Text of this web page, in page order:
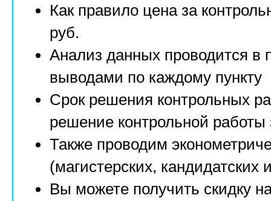
Как правило цена за
руб.
Анализ данных проводится
выводами по каждому пункту
Срок решения контрольных
решение контрольной работы
Также проводим
(магистерских, кандидатских
Вы можете получить скидку